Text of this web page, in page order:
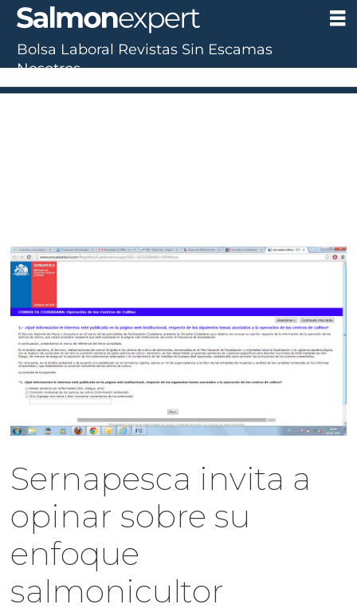
Sernapesca invita a
opinar sobre su
enfoque
salmonicultor
Bolsa Laboral Revistas Sin Escamas
Nosotros